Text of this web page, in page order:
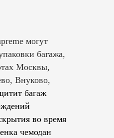
могут
багажа,
Москвы,
Внуково,
багаж
во время
чемодан